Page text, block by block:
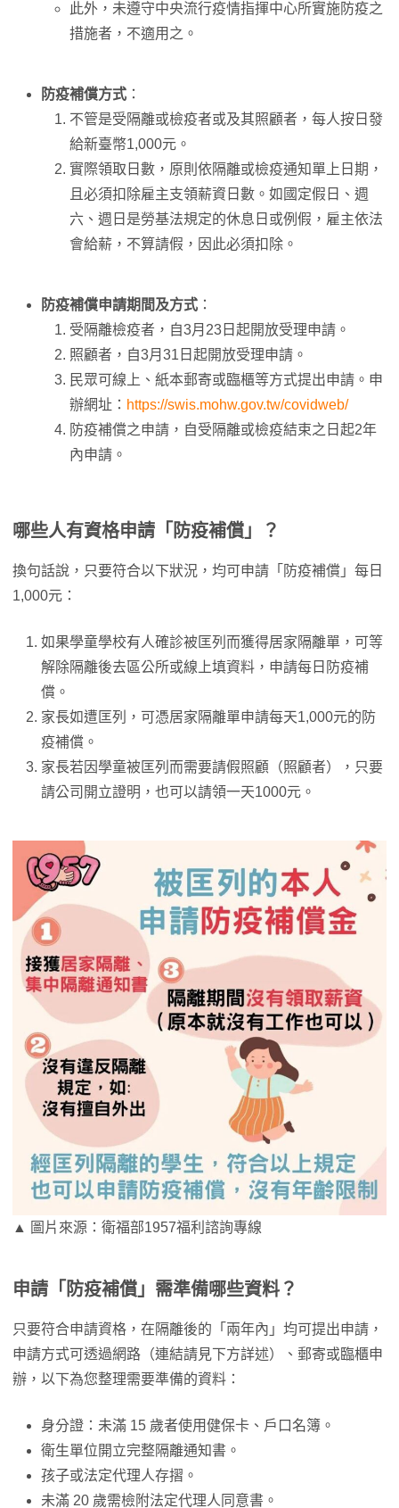
此外，未遵守中央流行疫情指揮中心所實施防疫之
措施者，不適用之。
防疫補償方式 ：
不管是受隔離或檢疫者或及其照顧者，每人按日發
給新臺幣1,000元。
實際領取日數，原則依隔離或檢疫通知單上日期，
且必須扣除雇主支領薪資日數。如國定假日、週
六、週日是勞基法規定的休息日或例假，雇主依法
會給薪，不算請假，因此必須扣除。
防疫補償申請期間及方式 ：
受隔離檢疫者，自3月23日起開放受理申請。
照顧者，自3月31日起開放受理申請。
民眾可線上、紙本郵寄或臨櫃等方式提出申請。申
辦網址： https://swis.mohw.gov.tw/covidweb/
防疫補償之申請，自受隔離或檢疫結束之日起2年
內申請。
哪些人有資格申請「防疫補償」？
換句話說，只要符合以下狀況，均可申請「防疫補償」每日
1,000元：
如果學童學校有人確診被匡列而獲得居家隔離單，可等
解除隔離後去區公所或線上填資料，申請每日防疫補
償。
家長如遭匡列，可憑居家隔離單申請每天1,000元的防
疫補償。
家長若因學童被匡列而需要請假照顧（照顧者），只要
請公司開立證明，也可以請領一天1000元。
▲ 圖片來源：衛福部1957福利諮詢專線
申請「防疫補償」需準備哪些資料？
只要符合申請資格，在隔離後的「兩年內」均可提出申請，
申請方式可透過網路（連結請見下方詳述）、郵寄或臨櫃申
辦，以下為您整理需要準備的資料：
身分證：未滿 15 歲者使用健保卡、戶口名簿。
衛生單位開立完整隔離通知書。
孩子或法定代理人存摺。
未滿 20 歲需檢附法定代理人同意書。